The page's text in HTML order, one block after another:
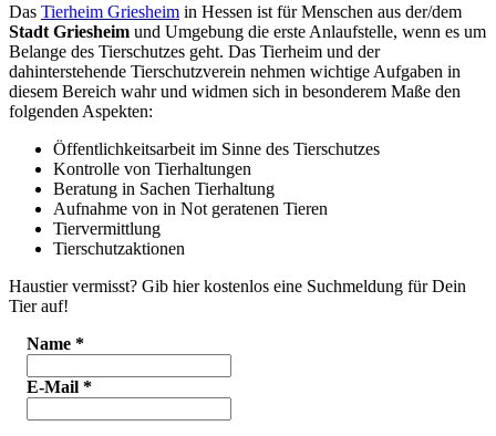
Das Tierheim Griesheim in Hessen ist für Menschen aus der/dem
Stadt Griesheim und Umgebung die erste Anlaufstelle, wenn es um
Belange des Tierschutzes geht. Das Tierheim und der
dahinterstehende Tierschutzverein nehmen wichtige Aufgaben in
diesem Bereich wahr und widmen sich in besonderem Maße den
folgenden Aspekten:
Öffentlichkeitsarbeit im Sinne des Tierschutzes
Kontrolle von Tierhaltungen
Beratung in Sachen Tierhaltung
Aufnahme von in Not geratenen Tieren
Tiervermittlung
Tierschutzaktionen
Haustier vermisst? Gib hier kostenlos eine Suchmeldung für Dein
Tier auf!
Name *
E-Mail *